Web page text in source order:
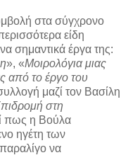
στα σύγχρονο
είδη
σημαντικά έργα της:
», «Μοιρολόγια μιας
από το έργο του
μαζί τον Βασίλη
στη
πως η Βούλα
ηγέτη των
να